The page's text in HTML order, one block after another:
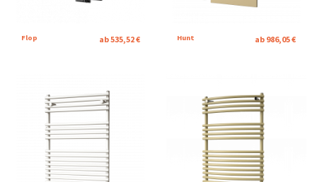
Flop ab 535,52 € Hunt ab 986,05 €